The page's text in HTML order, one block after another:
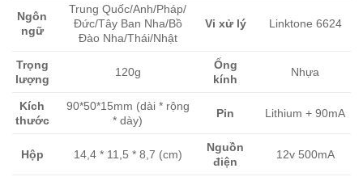
Ngôn
ngữ
Trung Quốc/Anh/Pháp/
Đức/Tây Ban Nha/Bồ
Đào Nha/Thái/Nhật
Vi xử lý Linktone 6624
Trọng
lượng
120g
Ống
kính
Nhựa
Kích
thước
90*50*15mm (dài * rộng
* dày)
Pin Lithium + 90mA
Hộp 14,4 * 11,5 * 8,7 (cm)
Nguồn
điện
12v 500mA